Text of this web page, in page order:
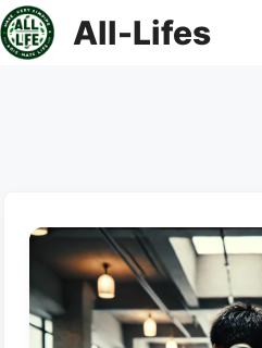
컨
텐
All-Lifes